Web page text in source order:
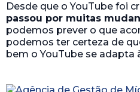
Desde que o YouTube foi
passou por muitas
podemos prever o que
podemos ter certeza de
bem o YouTube se adapta